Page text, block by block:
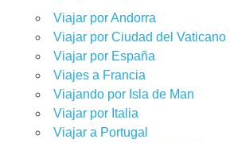
Viajar por Andorra
Viajar por Ciudad del Vaticano
Viajar por España
Viajes a Francia
Viajando por Isla de Man
Viajar por Italia
Viajar a Portugal